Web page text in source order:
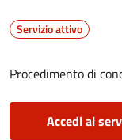
Servizio attivo
Procedimento di
Accedi al